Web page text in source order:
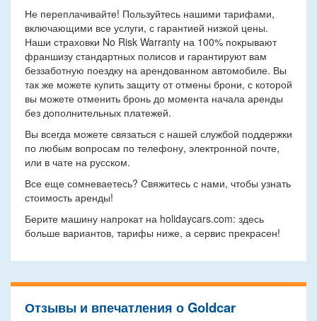
Не переплачивайте! Пользуйтесь нашими тарифами,
включающими все услуги, с гарантией низкой цены.
Наши страховки No Risk Warranty на 100% покрывают
франшизу стандартных полисов и гарантируют вам
беззаботную поездку на арендованном автомобиле. Вы
так же можете купить защиту от отмены брони, с которой
вы можете отменить бронь до момента начала аренды
без дополнительных платежей.
Вы всегда можете связаться с нашей службой поддержки
по любым вопросам по телефону, электронной почте,
или в чате на русском.
Все еще сомневаетесь? Свяжитесь с нами, чтобы узнать
стоимость аренды!
Берите машину напрокат на holidaycars.com: здесь
больше вариантов, тарифы ниже, а сервис прекрасен!
Отзывы и впечатления о Goldcar